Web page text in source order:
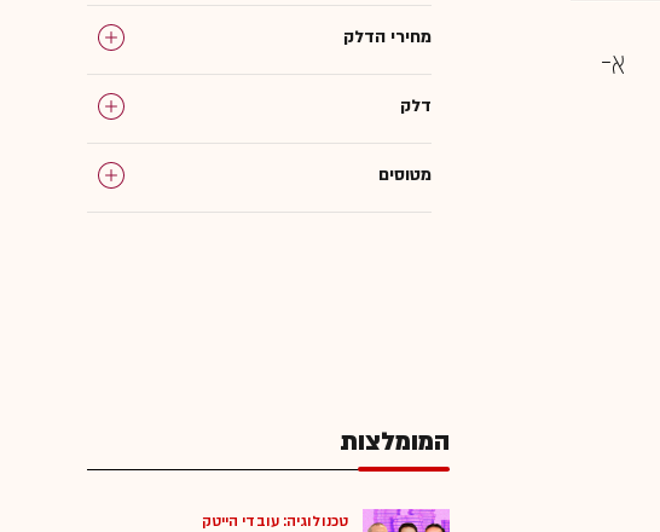
מחירי הדלק
דלק
מטוסים
המומלצות
טכנולוגיה: עובדי הייטק